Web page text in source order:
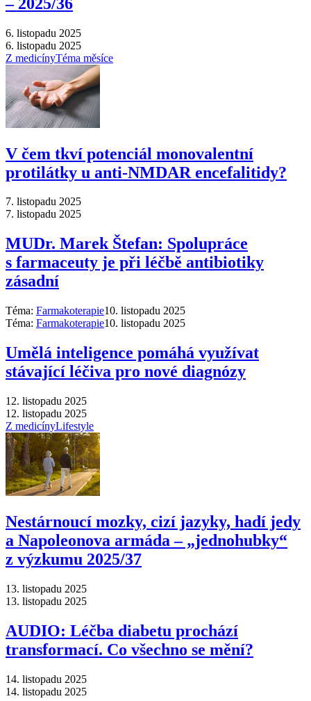
6. listopadu 2025
6. listopadu 2025
Z medicínyTéma měsíce
V čem tkví potenciál monovalentní
protilátky u anti-NMDAR encefalitidy?
7. listopadu 2025
7. listopadu 2025
MUDr. Marek Štefan: Spolupráce
s farmaceuty je při léčbě antibiotiky
zásadní
Téma: Farmakoterapie10. listopadu 2025
Téma: Farmakoterapie10. listopadu 2025
Umělá inteligence pomáhá využívat
stávající léčiva pro nové diagnózy
12. listopadu 2025
12. listopadu 2025
Z medicínyLifestyle
Nestárnoucí mozky, cizí jazyky, hadí jedy
a Napoleonova armáda –⁠ „jednohubky“
z výzkumu 2025/37
13. listopadu 2025
13. listopadu 2025
AUDIO: Léčba diabetu prochází
transformací. Co všechno se mění?
14. listopadu 2025
14. listopadu 2025